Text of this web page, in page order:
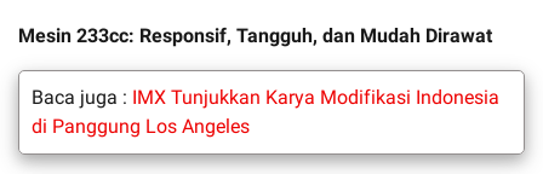
Mesin 233cc: Responsif, Tangguh, dan Mudah Dirawat
Baca juga : IMX Tunjukkan Karya Modifikasi Indonesia
di Panggung Los Angeles